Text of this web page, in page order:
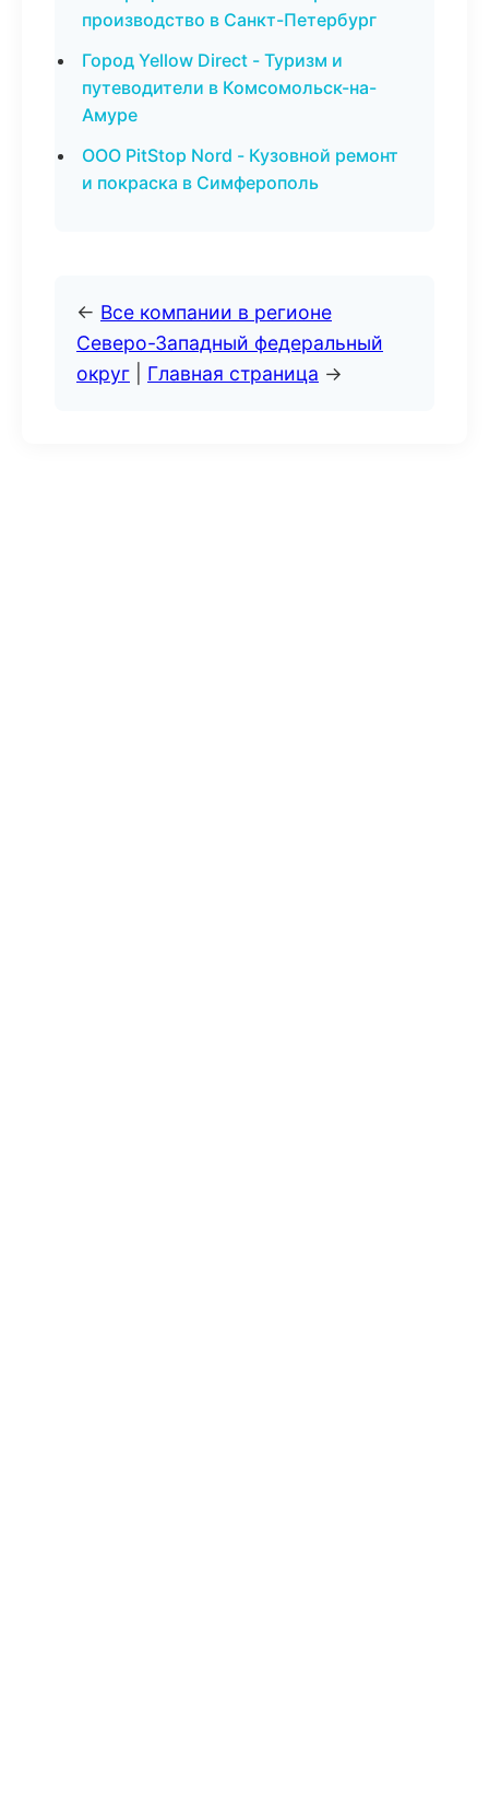
производство в Санкт-Петербург
Город Yellow Direct - Туризм и
путеводители в Комсомольск-на-
Амуре
ООО PitStop Nord - Кузовной ремонт
и покраска в Симферополь
← Все компании в регионе
Северо-Западный федеральный
округ
Главная страница →